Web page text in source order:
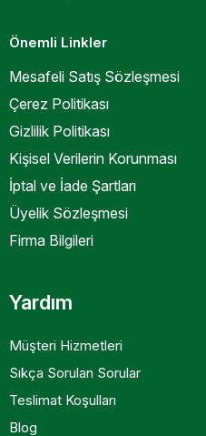
Önemli Linkler
Mesafeli Satış Sözleşmesi
Çerez Politikası
Gizlilik Politikası
Kişisel Verilerin Korunması
İptal ve İade Şartları
Üyelik Sözleşmesi
Firma Bilgileri
Yardım
Müşteri Hizmetleri
Sıkça Sorulan Sorular
Teslimat Koşulları
Blog